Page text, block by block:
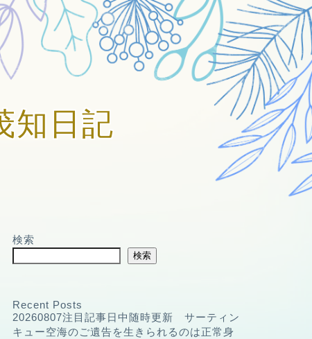
知日記
検索
検索
Recent Posts
20260807注目記事日中随時更新 サーティン
キュー空海のご遺告を生きられるのは正常身